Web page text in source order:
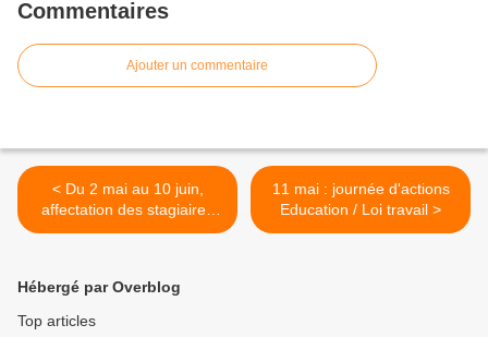
Commentaires
Ajouter un commentaire
< Du 2 mai au 10 juin,
affectation des stagiaires
2015 pour la rentrée 2016.
11 mai : journée d'actions
Education / Loi travail >
Hébergé par Overblog
Top articles